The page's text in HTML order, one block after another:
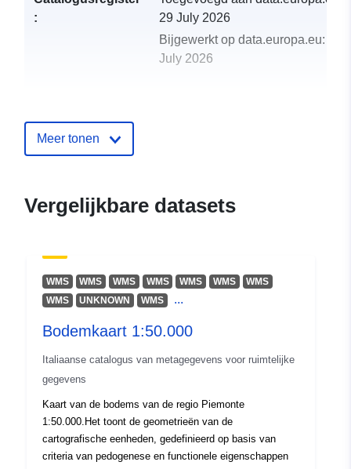
:
29 July 2026
Bijgewerkt op data.europa.eu:
July 2026
Meer tonen
Vergelijkbare datasets
WMS WMS WMS WMS WMS WMS
WMS
WMS
UNKNOWN WMS ...
Bodemkaart 1:50.000
Italiaanse catalogus van metagegevens voor ruimtelijke
gegevens
Kaart van de bodems van de regio Piemonte
1:50.000.Het toont de geometrieën van de
cartografische eenheden, gedefinieerd op basis van
criteria van pedogenese en functionele eigenschappen